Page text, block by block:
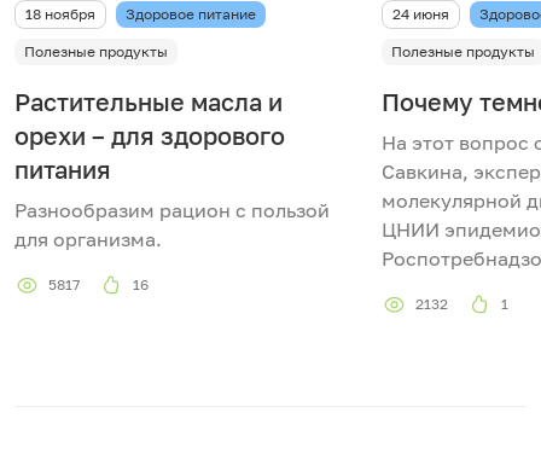
18 ноября Здоровое питание
Полезные продукты
Растительные масла и
орехи – для здорового
питания
Разнообразим рацион с пользой
для организма.
5817 16
24 июня
Полезные продукты
Почему
На этот вопрос
Савкина,
молекулярной
ЦНИИ
2132 1